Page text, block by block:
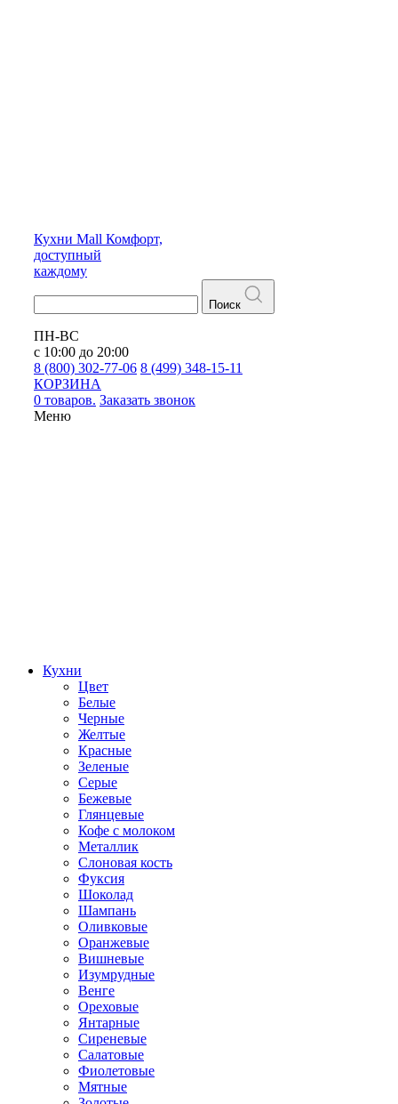
Кухни Mall Комфорт,
доступный
каждому
Поиск
ПН-ВС
с 10:00 до 20:00
8 (800) 302-77-06 8 (499) 348-15-11
КОРЗИНА
0 товаров. Заказать звонок
Меню
Кухни
Цвет
Белые
Черные
Желтые
Красные
Зеленые
Серые
Бежевые
Глянцевые
Кофе с молоком
Металлик
Слоновая кость
Фуксия
Шоколад
Шампань
Оливковые
Оранжевые
Вишневые
Изумрудные
Венге
Ореховые
Янтарные
Сиреневые
Салатовые
Фиолетовые
Мятные